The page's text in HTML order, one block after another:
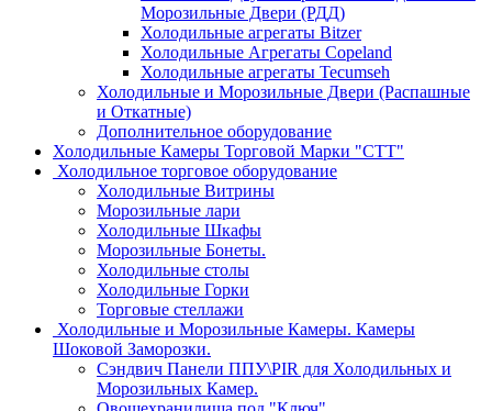
Морозильные Двери (РДД)
Холодильные агрегаты Bitzer
Холодильные Агрегаты Copeland
Холодильные агрегаты Tecumseh
Холодильные и Морозильные Двери (Распашные
и Откатные)
Дополнительное оборудование
Холодильные Камеры Торговой Марки "СТТ"
Холодильное торговое оборудование
Холодильные Витрины
Морозильные лари
Холодильные Шкафы
Морозильные Бонеты.
Холодильные столы
Холодильные Горки
Торговые стеллажи
Холодильные и Морозильные Камеры. Камеры
Шоковой Заморозки.
Сэндвич Панели ППУ\PIR для Холодильных и
Морозильных Камер.